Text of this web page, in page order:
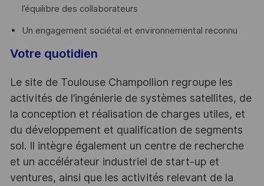
l’équilibre des collaborateurs
Un engagement sociétal et environnemental reconnu
Votre quotidien
Le site de Toulouse Champollion regroupe les
activités de l’ingénierie de systèmes satellites, de
la conception et réalisation de charges utiles, et
du développement et qualification de segments
sol. Il intègre également un centre de recherche
et un accélérateur industriel de start-up et
ventures, ainsi que les activités relevant de la